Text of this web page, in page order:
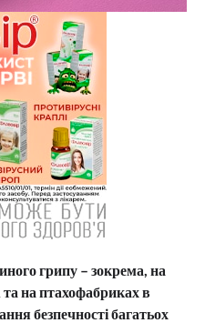
грипу – зокрема, на
на птахофабриках в
безпечності багатьох